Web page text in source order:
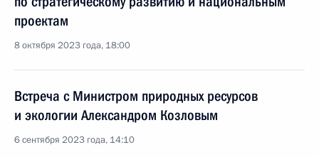
проектам
8 октября 2023 года, 18:00
Встреча с Министром природных ресурсов
и экологии Александром Козловым
6 сентября 2023 года, 14:10